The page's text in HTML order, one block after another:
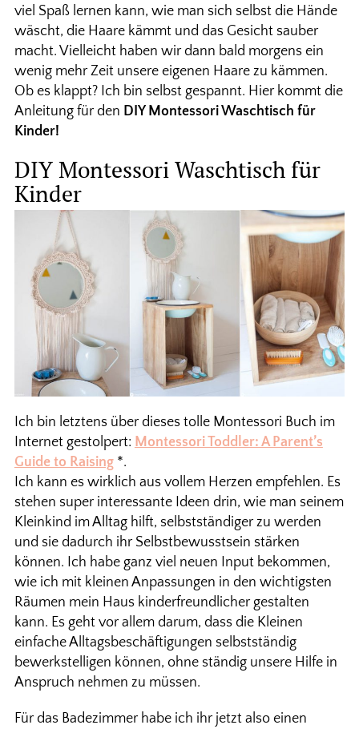
viel Spaß lernen kann, wie man sich selbst die Hände
wäscht, die Haare kämmt und das Gesicht sauber
macht. Vielleicht haben wir dann bald morgens ein
wenig mehr Zeit unsere eigenen Haare zu kämmen.
Ob es klappt? Ich bin selbst gespannt. Hier kommt die
Anleitung für den DIY Montessori Waschtisch für
Kinder!
DIY Montessori Waschtisch für
Kinder
Ich bin letztens über dieses tolle Montessori Buch im
Internet gestolpert: Montessori Toddler: A Parent’s
Guide to Raising*.
Ich kann es wirklich aus vollem Herzen empfehlen. Es
stehen super interessante Ideen drin, wie man seinem
Kleinkind im Alltag hilft, selbstständiger zu werden
und sie dadurch ihr Selbstbewusstsein stärken
können. Ich habe ganz viel neuen Input bekommen,
wie ich mit kleinen Anpassungen in den wichtigsten
Räumen mein Haus kinderfreundlicher gestalten
kann. Es geht vor allem darum, dass die Kleinen
einfache Alltagsbeschäftigungen selbstständig
bewerkstelligen können, ohne ständig unsere Hilfe in
Anspruch nehmen zu müssen.
Für das Badezimmer habe ich ihr jetzt also einen